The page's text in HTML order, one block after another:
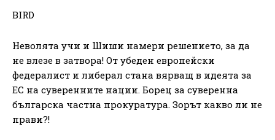
BIRD
Неволята учи и Шиши намери решението, за да
не влезе в затвора! От убеден европейски
федералист и либерал стана вярващ в идеята за
ЕС на суверенните нации. Борец за суверенна
българска частна прокуратура. Зорът какво ли не
прави?!